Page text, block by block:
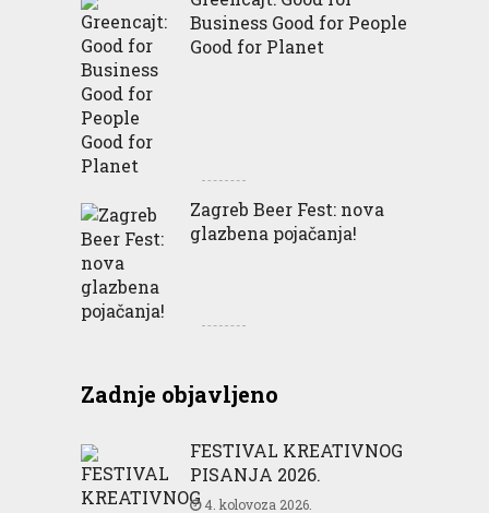
Business Good for People
Good for Planet
Zagreb Beer Fest: nova
glazbena pojačanja!
Zadnje objavljeno
FESTIVAL KREATIVNOG
PISANJA 2026.
4. kolovoza 2026.